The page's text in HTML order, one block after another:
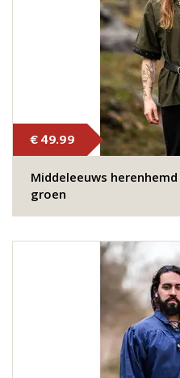
€ 49.99
Middeleeuws
groen